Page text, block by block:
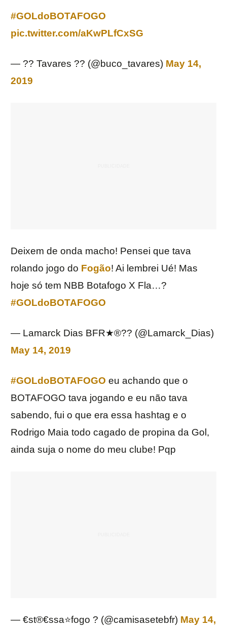
#GOLdoBOTAFOGO
pic.twitter.com/aKwPLfCxSG
— ?? Tavares ?? (@buco_tavares) May 14,
2019
Deixem de onda macho! Pensei que tava
rolando jogo do Fogão! Ai lembrei Ué! Mas
hoje só tem NBB Botafogo X Fla…?
#GOLdoBOTAFOGO
— Lamarck Dias BFR★®?? (@Lamarck_Dias)
May 14, 2019
#GOLdoBOTAFOGO eu achando que o
BOTAFOGO tava jogando e eu não tava
sabendo, fui o que era essa hashtag e o
Rodrigo Maia todo cagado de propina da Gol,
ainda suja o nome do meu clube! Pqp
— €st®️€ssa⭐fogo ?️ (@camisasetebfr) May 14,